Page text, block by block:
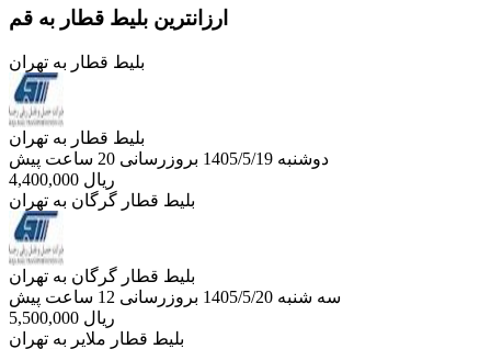
ارزانترین بلیط قطار به قم
بلیط قطار به تهران
بلیط قطار به تهران
دوشنبه 1405/5/19
بروزرسانی 20 ساعت پیش
4,400,000 ریال
بلیط قطار گرگان به تهران
بلیط قطار گرگان به تهران
سه شنبه 1405/5/20
بروزرسانی 12 ساعت پیش
5,500,000 ریال
بلیط قطار ملایر به تهران